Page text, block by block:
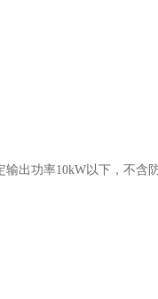
输出功率10kW以下，不含